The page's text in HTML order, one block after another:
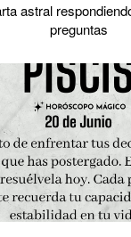
astral
preguntas